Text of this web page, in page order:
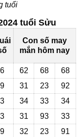
tuổi
tuổi Sửu
Con số may
mắn hôm nay
6 62 68
68
9 31 23 92
3 34 33
34
3 31 93 33
9 32 23
91